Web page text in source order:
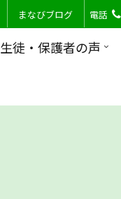
まなびブログ 電話
生徒・保護者の声